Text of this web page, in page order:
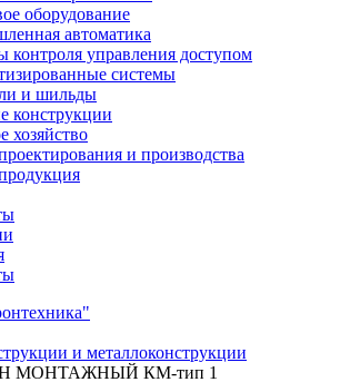
оборудование
автоматика
контроля управления доступом
системы
и шильды
конструкции
хозяйство
и производства
и металлоконструкции
МОНТАЖНЫЙ КМ-тип 1